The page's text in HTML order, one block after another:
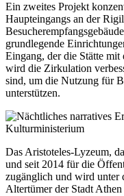
Ein zweites Projekt
Haupteingangs an der
grundlegende
Eingang, der die Stätte mit
wird die Zirkulation
sind, um die Nutzung für
unterstützen.
Das Aristoteles-Lyzeum,
und seit 2014 für die
zugänglich und wird unter
Altertümer der Stadt Athen